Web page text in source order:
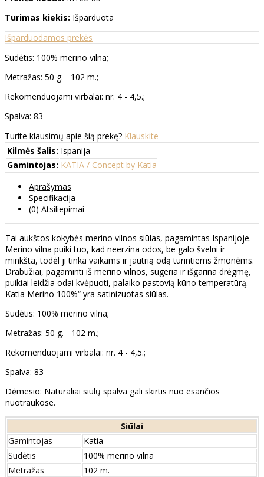
Turimas kiekis: Išparduota
Išparduodamos prekės
Sudėtis: 100% merino vilna;
Metražas: 50 g. - 102 m.;
Rekomenduojami virbalai: nr. 4 - 4,5.;
Spalva: 83
Turite klausimų apie šią prekę? Klauskite
Kilmės šalis: Ispanija
Gamintojas: KATIA / Concept by Katia
Aprašymas
Specifikacija
(0) Atsiliepimai
Tai aukštos kokybės merino vilnos siūlas, pagamintas Ispanijoje.
Merino vilna puiki tuo, kad neerzina odos, be galo švelni ir
minkšta, todėl ji tinka vaikams ir jautrią odą turintiems žmonėms.
Drabužiai, pagaminti iš merino vilnos, sugeria ir išgarina drėgmę,
puikiai leidžia odai kvėpuoti, palaiko pastovią kūno temperatūrą.
Katia Merino 100%“ yra satinizuotas siūlas.
Sudėtis: 100% merino vilna;
Metražas: 50 g. - 102 m.;
Rekomenduojami virbalai: nr. 4 - 4,5.;
Spalva: 83
Dėmesio: Natūraliai siūlų spalva gali skirtis nuo esančios
nuotraukose.
Siūlai
Gamintojas
Katia
Sudėtis
100% merino vilna
Metražas
102 m.